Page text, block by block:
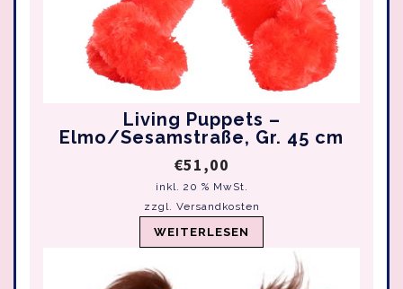
Living Puppets –
Elmo/Sesamstraße, Gr. 45 cm
€51,00
inkl. 20 % MwSt.
zzgl. Versandkosten
WEITERLESEN